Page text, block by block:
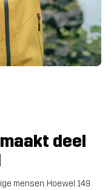
deel
mensen. Hoewel 149